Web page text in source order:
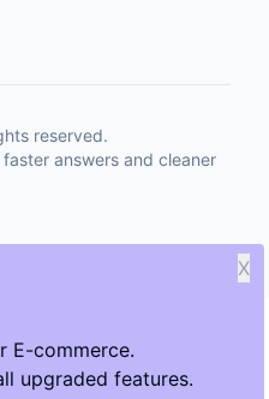
E-commerce.
upgraded features.
X
reserved.
answers and cleaner